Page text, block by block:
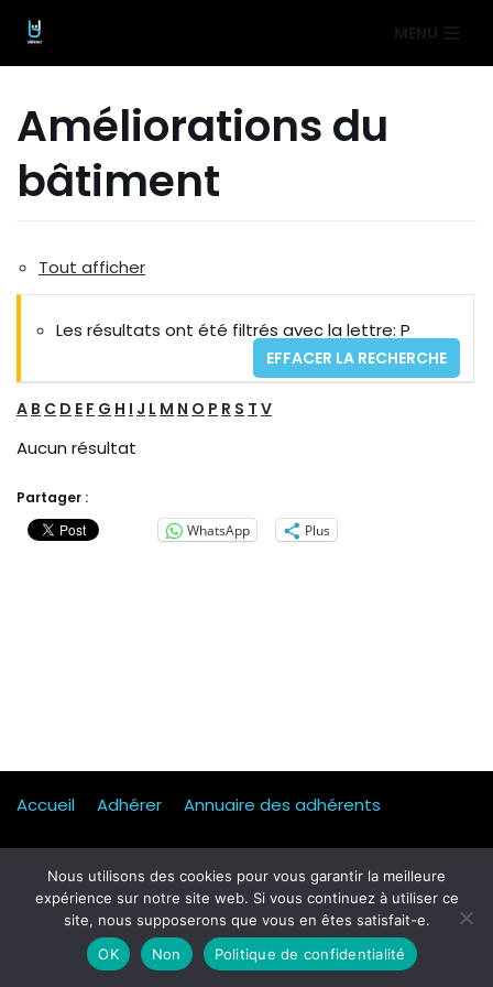
Aller
au
MENU
Améliorations du
bâtiment
Tout afficher
Les résultats ont été filtrés avec la lettre: P
EFFACER LA RECHERCHE
A B C D E F G H I J L M N O P R S T V
Aucun résultat
Partager :
WhatsApp
Plus
Accueil Adhérer Annuaire des adhérents
Actualités Presse Mentions légales Statuts
Mobilité, transport & logistique Contact
Qui sommes-nous ? Formulaire d’inscription Petit dej
Nous utilisons des cookies pour vous garantir la meilleure
expérience sur notre site web. Si vous continuez à utiliser ce
site, nous supposerons que vous en êtes satisfait-e.
OK
Non Politique de confidentialité